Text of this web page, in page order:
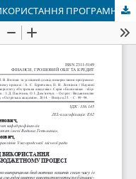
ВИТОКИ ТА УСПІШНИЙ ДОСВІД ВИКОРИСТАННЯ ПРОГРАМНО-ЦІЛЬОВОГО МЕТОДУ В БЮДЖЕТНОМУ ПРОЦЕСІ